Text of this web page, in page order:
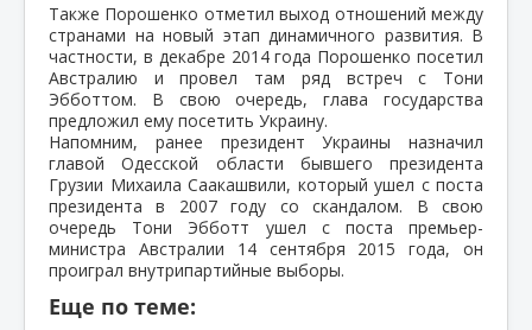
Также Порошенко отметил выход отношений между
странами на новый этап динамичного развития. В
частности, в декабре 2014 года Порошенко посетил
Австралию и провел там ряд встреч с Тони
Эбботтом. В свою очередь, глава государства
предложил ему посетить Украину.
Напомним, ранее президент Украины назначил
главой Одесской области бывшего президента
Грузии Михаила Саакашвили, который ушел с поста
президента в 2007 году со скандалом. В свою
очередь Тони Эбботт ушел с поста премьер-
министра Австралии 14 сентября 2015 года, он
проиграл внутрипартийные выборы.
Еще по теме: